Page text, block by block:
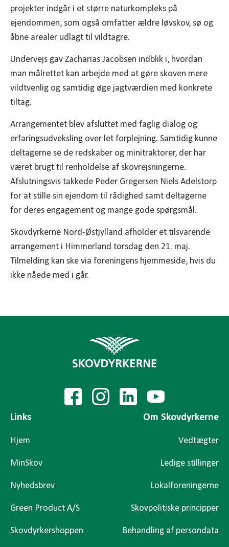
projekter indgår i et større naturkompleks på
ejendommen, som også omfatter ældre løvskov, sø og
åbne arealer udlagt til vildtagre.
Undervejs gav Zacharias Jacobsen indblik i, hvordan
man målrettet kan arbejde med at gøre skoven mere
vildtvenlig og samtidig øge jagtværdien med konkrete
tiltag.
Arrangementet blev afsluttet med faglig dialog og
erfaringsudveksling over let forplejning. Samtidig kunne
deltagerne se de redskaber og minitraktorer, der har
været brugt til renholdelse af skovrejsningerne.
Afslutningsvis takkede Peder Gregersen Niels Adelstorp
for at stille sin ejendom til rådighed samt deltagerne
for deres engagement og mange gode spørgsmål.
Skovdyrkerne Nord-Østjylland afholder et tilsvarende
arrangement i Himmerland torsdag den 21. maj.
Tilmelding kan ske via foreningens hjemmeside, hvis du
ikke nåede med i går.
Links
Hjem
MinSkov
Nyhedsbrev
Green Product A/S
Skovdyrkershoppen
Om Skovdyrkerne
Vedtægter
Ledige stillinger
Lokalforeningerne
Skovpolitiske principper
Behandling af persondata